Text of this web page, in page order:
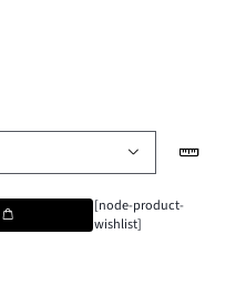
[node-product-
wishlist]